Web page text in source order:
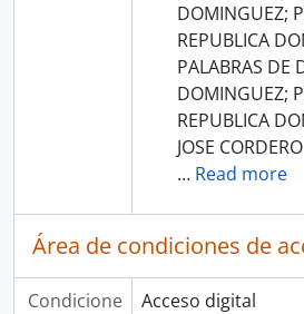
DOMINGUEZ;
REPUBLICA
PALABRAS DE
DOMINGUEZ;
REPUBLICA
JOSE CORDERO
… Read more
Área de condiciones de
Condicione
Acceso digital